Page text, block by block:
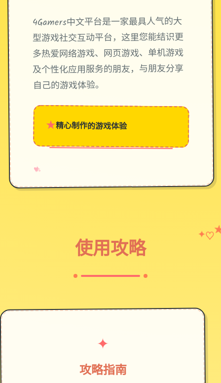
4Gamers中文平台是一家最具人气的大
型游戏社交互动平台，这里您能结识更
多热爱网络游戏、网页游戏、单机游戏
及个性化应用服务的朋友，与朋友分享
自己的游戏体验。
★精心制作的游戏体验
♥
✧
→
使用攻略
✦♡
✦
攻略指南